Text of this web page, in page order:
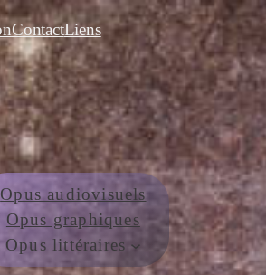
ContactLiens
Opus audiovisuels
Opus graphiques
Opus littéraires